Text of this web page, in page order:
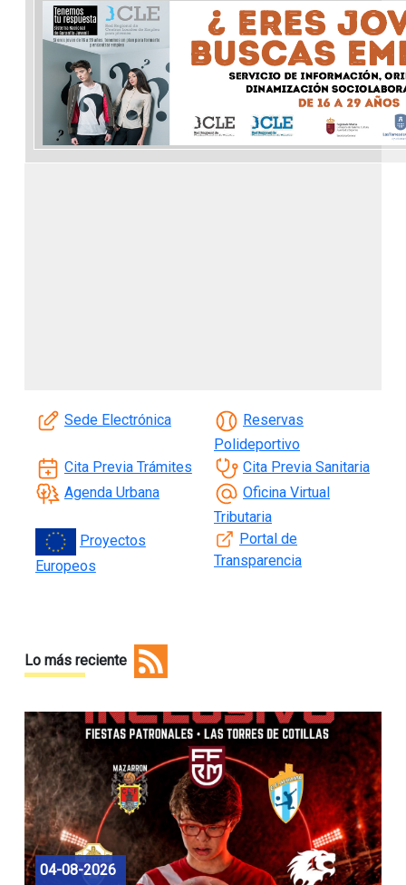
Sede Electrónica
Reservas
Polideportivo
Cita Previa Trámites
Cita Previa Sanitaria
Agenda Urbana
Oficina Virtual
Tributaria
Proyectos
Europeos
Portal de
Transparencia
Lo más reciente
04-08-2026